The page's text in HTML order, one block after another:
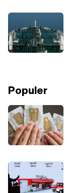
Populer